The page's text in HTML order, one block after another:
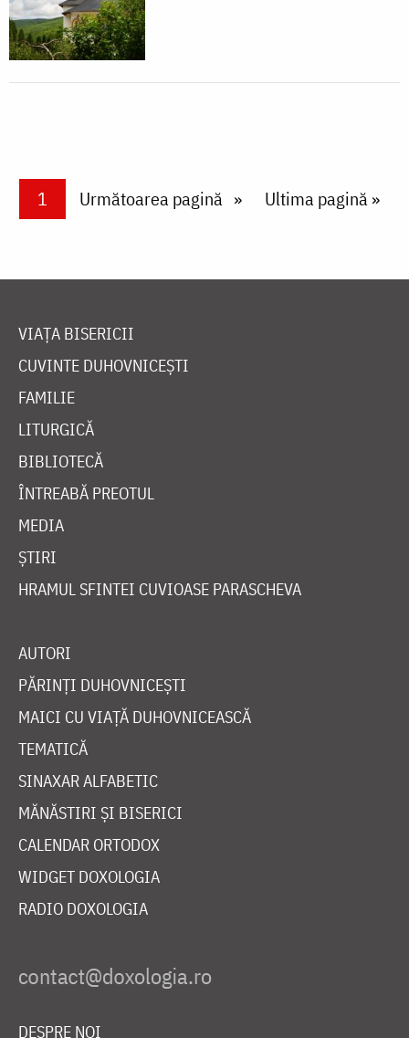
PaginareCurrent page
1 Next page
Următoarea pagină Last page
Ultima pagină »
VIAȚA BISERICII
CUVINTE DUHOVNICEȘTI
FAMILIE
LITURGICĂ
BIBLIOTECĂ
ÎNTREABĂ PREOTUL
MEDIA
ȘTIRI
HRAMUL SFINTEI CUVIOASE PARASCHEVA
AUTORI
PĂRINȚI DUHOVNICEȘTI
MAICI CU VIAȚĂ DUHOVNICEASCĂ
TEMATICĂ
SINAXAR ALFABETIC
MĂNĂSTIRI ȘI BISERICI
CALENDAR ORTODOX
WIDGET DOXOLOGIA
RADIO DOXOLOGIA
DESPRE NOI